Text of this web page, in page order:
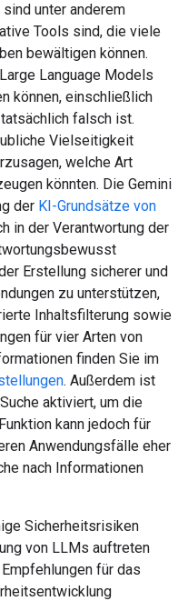
unter anderem
Tools sind, die viele
bewältigen können.
Language Models
können, einschließlich
falsch ist.
Vielseitigkeit
welche Art
könnten. Die Gemini
der KI-Grundsätze von
in der Verantwortung der
Erstellung sicherer und
zu unterstützen,
Inhaltsfilterung sowie
für vier Arten von
finden Sie im
. Außerdem ist
aktiviert, um die
kann jedoch für
Anwendungsfälle eher
nach Informationen
Sicherheitsrisiken
von LLMs auftreten
für das